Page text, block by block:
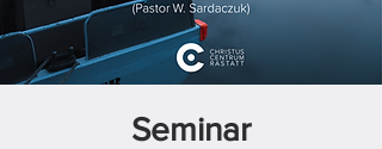
Seminar